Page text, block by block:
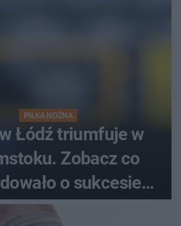
PIŁKA NOŻNA
Łódź triumfuje w
Zobacz co
o sukcesie
gości